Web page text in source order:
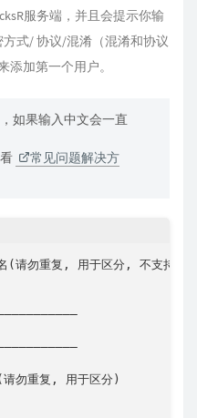
服务端，并且会提示你输
式/ 协议/混淆（混淆和协议
添加第一个用户。
如果输入中文会一直
常见问题解决方
(请勿重复, 用于区分, 不支持中
勿重复, 用于区分)